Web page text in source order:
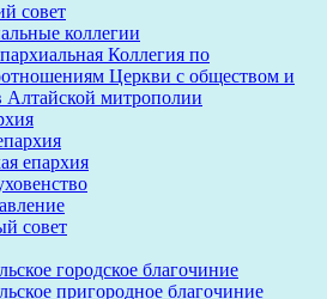
совет
коллегии
Коллегия по
Церкви с обществом и
митрополии
епархия
совет
городское благочиние
пригородное благочиние